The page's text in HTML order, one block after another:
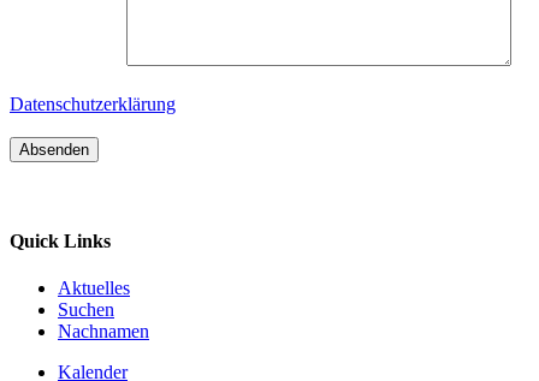
Datenschutzerklärung
Quick Links
Aktuelles
Suchen
Nachnamen
Kalender